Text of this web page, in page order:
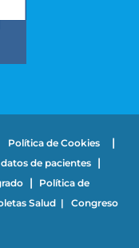
Política de Cookies |
de pacientes |
|
Política de
Salud| Congreso